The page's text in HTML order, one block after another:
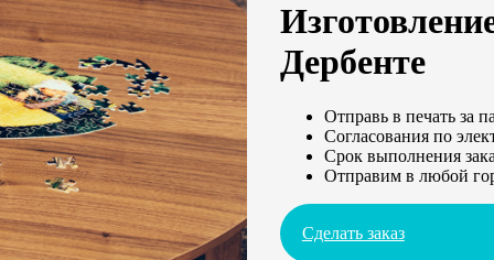
Дербенте
Отправь в печать за
Согласования по
Срок выполнения
Отправим в любой
Сделать заказ